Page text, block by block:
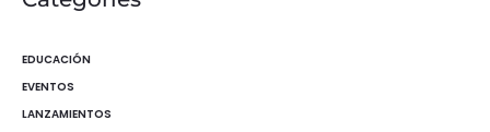
EDUCACIÓN
EVENTOS
LANZAMIENTOS